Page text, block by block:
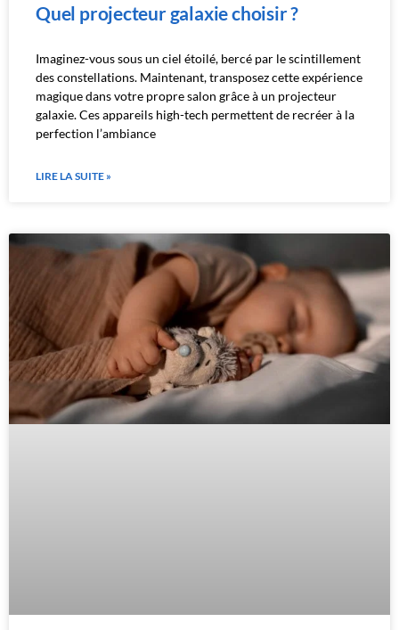
Quel projecteur galaxie choisir ?
Imaginez-vous sous un ciel étoilé, bercé par le scintillement
des constellations. Maintenant, transposez cette expérience
magique dans votre propre salon grâce à un projecteur
galaxie. Ces appareils high-tech permettent de recréer à la
perfection l’ambiance
LIRE LA SUITE »